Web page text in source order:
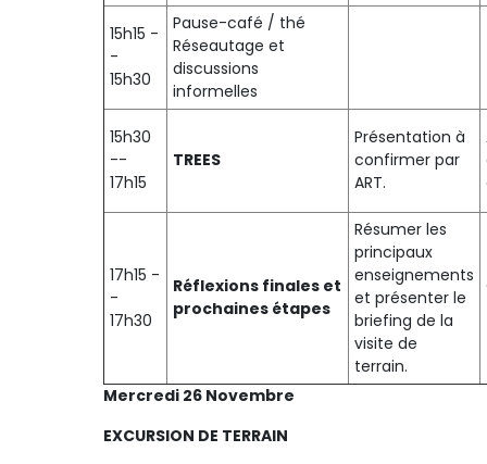
15h15 -
-
15h30
Pause-café / thé
Réseautage et
discussions
informelles
15h30
--
17h15
TREES
Présentation à
confirmer par
ART.
17h15 -
-
17h30
Réflexions finales et
prochaines étapes
Résumer les
principaux
enseignements
et présenter le
briefing de la
visite de
terrain.
Mercredi 26 Novembre
EXCURSION DE TERRAIN